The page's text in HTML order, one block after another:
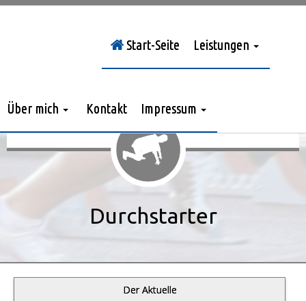
Start-Seite Leistungen
Über mich Kontakt Impressum
Durchstarter
Der Aktuelle